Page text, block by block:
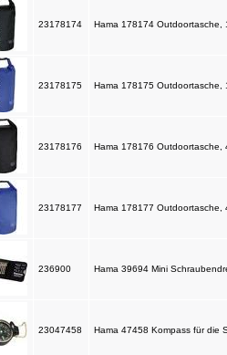
23178174 Hama 178174 Outdoortasche,
23178175 Hama 178175 Outdoortasche,
23178176 Hama 178176 Outdoortasche,
23178177 Hama 178177 Outdoortasche,
236900 Hama 39694 Mini
23047458 Hama 47458 Kompass für die